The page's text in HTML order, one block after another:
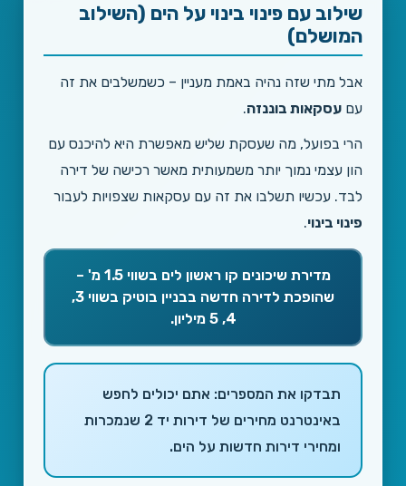
שילוב עם פינוי בינוי על הים (השילוב
המושלם)
אבל מתי שזה נהיה באמת מעניין – כשמשלבים את זה
עם עסקאות בוננזה.
הרי בפועל, מה שעסקת שליש מאפשרת היא להיכנס עם
הון עצמי נמוך יותר משמעותית מאשר רכישה של דירה
לבד. עכשיו תשלבו את זה עם עסקאות שצפויות לעבור
פינוי בינוי.
מדירת שיכונים קו ראשון לים בשווי 1.5 מ' –
שהופכת לדירה חדשה בבניין בוטיק בשווי 3,
4, 5 מיליון.
תבדקו את המספרים: אתם יכולים לחפש
באינטרנט מחירים של דירות יד 2 שנמכרות
ומחירי דירות חדשות על הים.